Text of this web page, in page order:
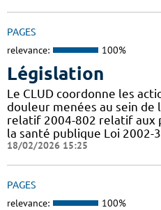
PAGES
relevance: 100%
Législation
Le CLUD coordonne les
douleur menées au sein
relatif 2004-802 relatif aux
la santé publique Loi 2002-
18/02/2026 15:25
PAGES
relevance: 100%